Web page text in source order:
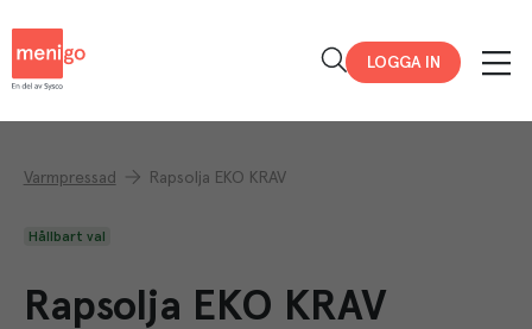
LOGGA IN
Varmpressad Rapsolja EKO KRAV
Hållbart val
Rapsolja EKO KRAV